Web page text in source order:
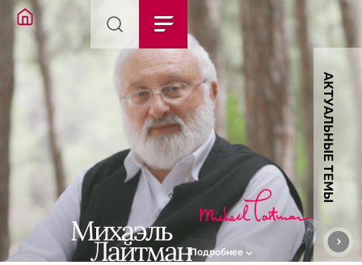
АКТУАЛЬНЫЕ ТЕМЫ
Подробнее